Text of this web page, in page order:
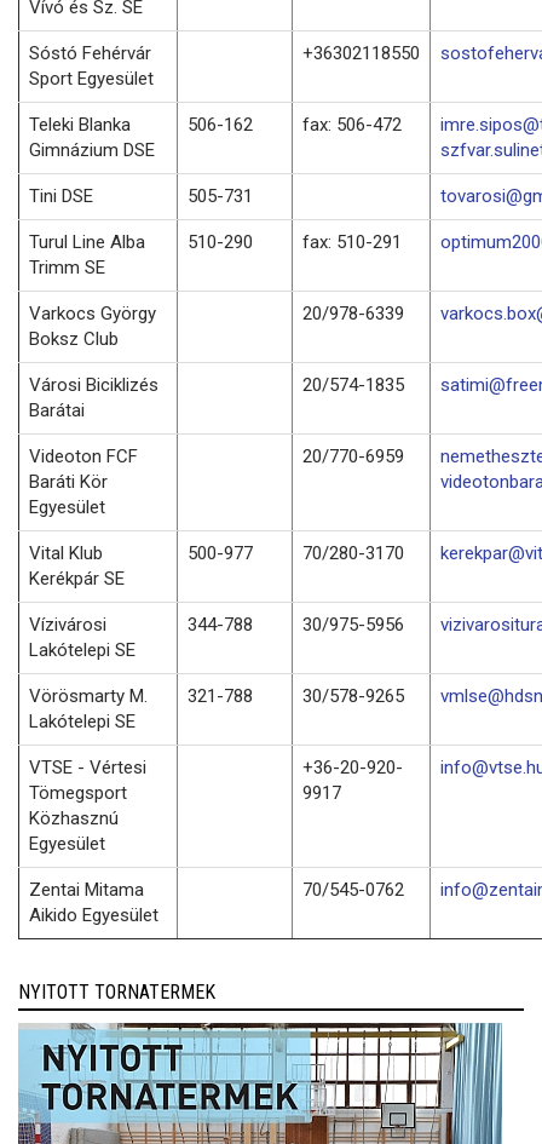
Vívó és Sz. SE
Sóstó Fehérvár
Sport Egyesület
+36302118550
Teleki Blanka
Gimnázium DSE
506-162 fax: 506-472
Tini DSE 505-731
Turul Line Alba
Trimm SE
510-290 fax: 510-291
Varkocs György
Boksz Club
20/978-6339
Városi Biciklizés
Barátai
20/574-1835
Videoton FCF
Baráti Kör
Egyesület
20/770-6959
Vital Klub
Kerékpár SE
500-977 70/280-3170
Vízivárosi
Lakótelepi SE
344-788 30/975-5956
Vörösmarty M.
Lakótelepi SE
321-788 30/578-9265
VTSE - Vértesi
Tömegsport
Közhasznú
Egyesület
+36-20-920-
9917
Zentai Mitama
Aikido Egyesület
70/545-0762
NYITOTT TORNATERMEK